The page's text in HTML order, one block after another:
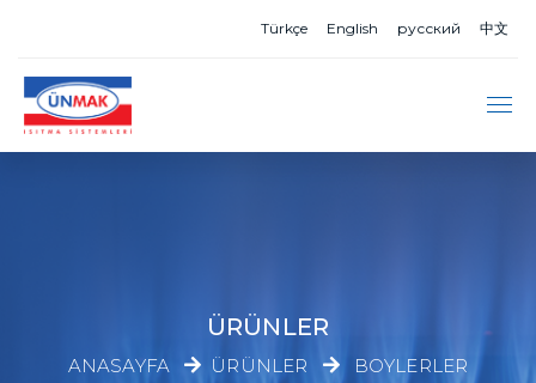
Türkçe English русский 中文
ÜRÜNLER
ANASAYFA ÜRÜNLER
BOYLERLER